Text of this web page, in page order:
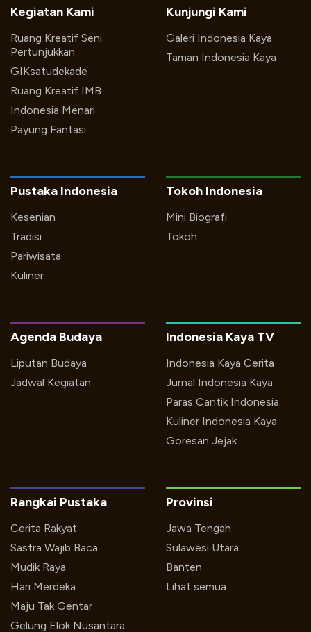
Kegiatan Kami
Ruang Kreatif Seni
Pertunjukkan
GIKsatudekade
Ruang Kreatif IMB
Indonesia Menari
Payung Fantasi
Kunjungi Kami
Galeri Indonesia Kaya
Taman Indonesia Kaya
Pustaka Indonesia
Kesenian
Tradisi
Pariwisata
Kuliner
Tokoh Indonesia
Mini Biografi
Tokoh
Indonesia Kaya TV
Indonesia Kaya Cerita
Jurnal Indonesia Kaya
Paras Cantik Indonesia
Kuliner Indonesia Kaya
Goresan Jejak
Agenda Budaya
Liputan Budaya
Jadwal Kegiatan
Rangkai Pustaka
Cerita Rakyat
Sastra Wajib Baca
Mudik Raya
Hari Merdeka
Maju Tak Gentar
Gelung Elok Nusantara
Provinsi
Jawa Tengah
Sulawesi Utara
Banten
Lihat semua